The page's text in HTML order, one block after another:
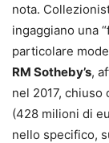
nota.
ingaggiano una
particolare
RM Sotheby’s,
nel 2017,
(428 milioni di
nello specifico,